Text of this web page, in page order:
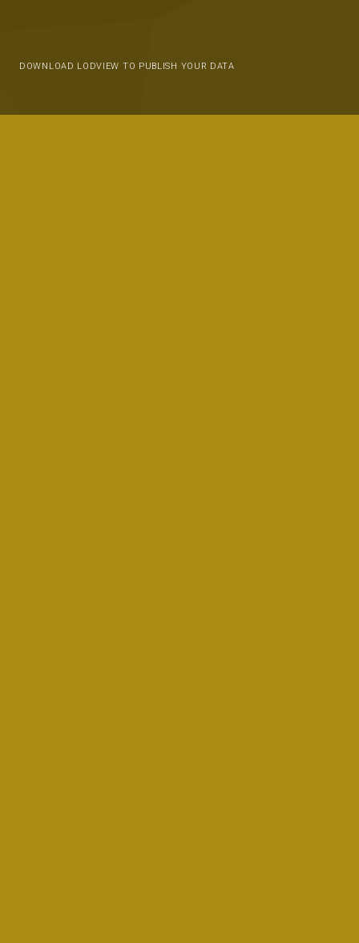
DOWNLOAD LODVIEW TO PUBLISH YOUR DATA